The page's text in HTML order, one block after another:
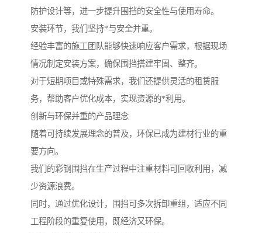
防护设计等，进一步提升围挡的安全性与使用寿命。
安装环节，我们坚持*与安全并重。
经验丰富的施工团队能够快速响应客户需求，根据现场
情况制定安装方案，确保围挡搭建牢固、整齐。
对于短期项目或特殊需求，我们还提供灵活的租赁服
务，帮助客户优化成本，实现资源的*利用。
创新与环保并重的产品理念
随着可持续发展理念的普及，环保已成为建材行业的重
要方向。
我们的彩钢围挡在生产过程中注重材料可回收利用，减
少资源浪费。
同时，通过优化设计，围挡可多次拆卸重组，适应不同
工程阶段的重复使用，既经济又环保。